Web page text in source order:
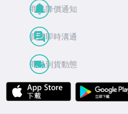
商品降價通知
買賣即時溝通
商品到貨動態
APP Store